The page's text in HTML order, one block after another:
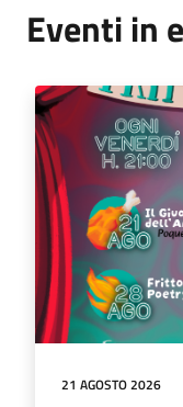
Eventi in
21 AGOSTO 2026